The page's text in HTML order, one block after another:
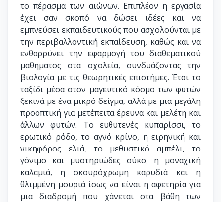
το πέρασμα των αιώνων. Επιπλέον η εργασία
έχει σαν σκοπό να δώσει ιδέες και να
εμπνεύσει εκπαιδευτικούς που ασχολούνται με
την περιβαλλοντική εκπαίδευση, καθώς και να
ενθαρρύνει την εφαρμογή του διαθεματικού
μαθήματος στα σχολεία, συνδυάζοντας την
βιολογία με τις θεωρητικές επιστήμες. Έτσι το
ταξίδι μέσα στον μαγευτικό κόσμο των φυτών
ξεκινά με ένα μικρό δείγμα, αλλά με μια μεγάλη
προοπτική για μετέπειτα έρευνα και μελέτη και
άλλων φυτών. Το ευθυτενές κυπαρίσσι, το
ερωτικό ρόδο, το αγνό κρίνο, η ειρηνική και
νικηφόρος ελιά, το μεθυστικό αμπέλι, το
γόνιμο και μυστηριώδες σύκο, η μοναχική
καλαμιά, η σκουρόχρωμη καρυδιά και η
θλιμμένη μουριά ίσως να είναι η αφετηρία για
μια διαδρομή που χάνεται στα βάθη των